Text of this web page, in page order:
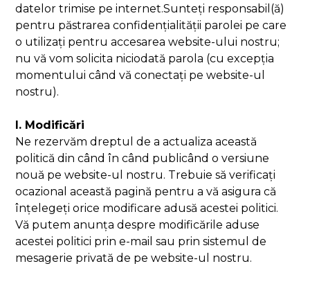
datelor trimise pe internet.Sunteți responsabil(ă)
pentru păstrarea confidențialității parolei pe care
o utilizați pentru accesarea website-ului nostru;
nu vă vom solicita niciodată parola (cu excepția
momentului când vă conectați pe website-ul
nostru).
I. Modificări
Ne rezervăm dreptul de a actualiza această
politică din când în când publicând o versiune
nouă pe website-ul nostru. Trebuie să verificați
ocazional această pagină pentru a vă asigura că
înțelegeți orice modificare adusă acestei politici.
Vă putem anunța despre modificările aduse
acestei politici prin e-mail sau prin sistemul de
mesagerie privată de pe website-ul nostru.